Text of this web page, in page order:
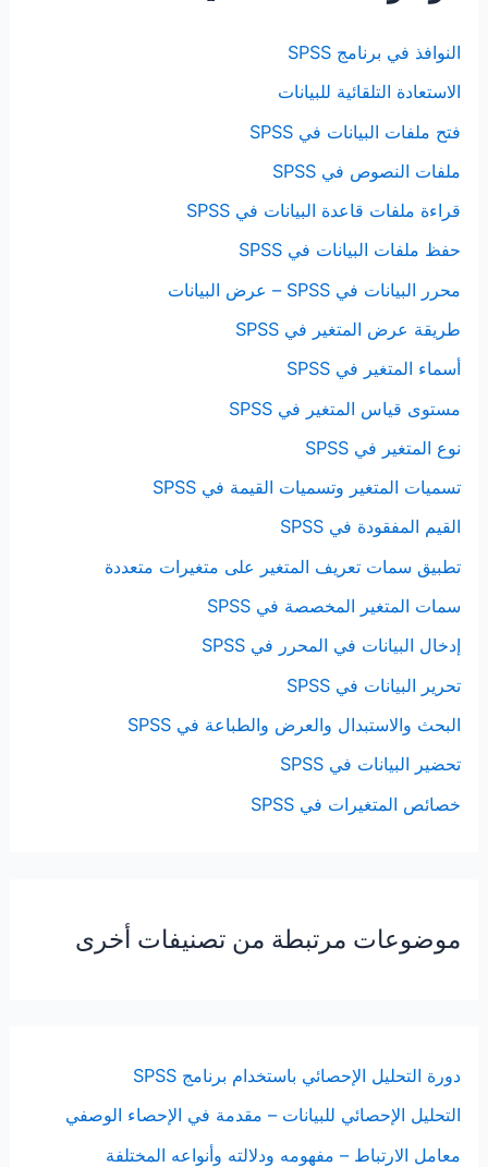
النوافذ في برنامج SPSS
الاستعادة التلقائية للبيانات
فتح ملفات البيانات في SPSS
ملفات النصوص في SPSS
قراءة ملفات قاعدة البيانات في SPSS
حفظ ملفات البيانات في SPSS
محرر البيانات في SPSS – عرض البيانات
طريقة عرض المتغير في SPSS
أسماء المتغير في SPSS
مستوى قياس المتغير في SPSS
نوع المتغير في SPSS
تسميات المتغير وتسميات القيمة في SPSS
القيم المفقودة في SPSS
تطبيق سمات تعريف المتغير على متغيرات متعددة
سمات المتغير المخصصة في SPSS
إدخال البيانات في المحرر في SPSS
تحرير البيانات في SPSS
البحث والاستبدال والعرض والطباعة في SPSS
تحضير البيانات في SPSS
خصائص المتغيرات في SPSS
موضوعات مرتبطة من تصنيفات أخرى
دورة التحليل الإحصائي باستخدام برنامج SPSS
التحليل الإحصائي للبيانات – مقدمة في الإحصاء الوصفي
معامل الارتباط – مفهومه ودلالته وأنواعه المختلفة